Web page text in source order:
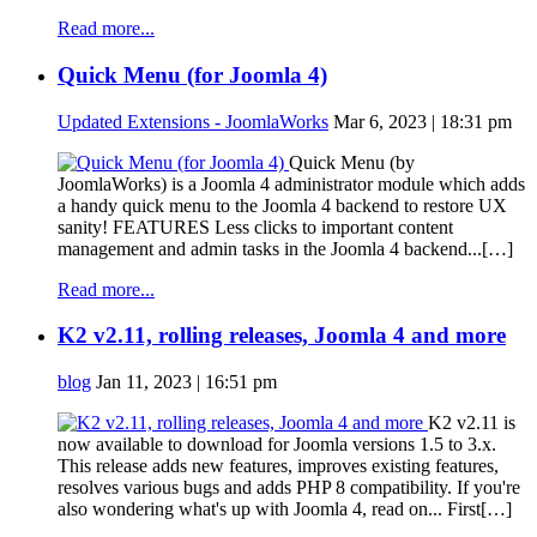
Read more...
Quick Menu (for Joomla 4)
Updated Extensions - JoomlaWorks Mar 6, 2023 | 18:31 pm
Quick Menu (by
JoomlaWorks) is a Joomla 4 administrator module which adds
a handy quick menu to the Joomla 4 backend to restore UX
sanity! FEATURES Less clicks to important content
management and admin tasks in the Joomla 4 backend...[…]
Read more...
K2 v2.11, rolling releases, Joomla 4 and more
blog Jan 11, 2023 | 16:51 pm
K2 v2.11 is
now available to download for Joomla versions 1.5 to 3.x.
This release adds new features, improves existing features,
resolves various bugs and adds PHP 8 compatibility. If you're
also wondering what's up with Joomla 4, read on... First[…]